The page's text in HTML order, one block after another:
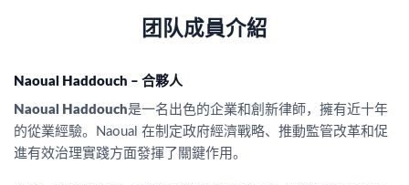
团队成員介紹
Naoual Haddouch – 合夥人
Naoual Haddouch是一名出色的企業和創新律師，擁有近十年
的從業經驗。Naoual 在制定政府經濟戰略、推動監管改革和促
進有效治理實踐方面發揮了關鍵作用。